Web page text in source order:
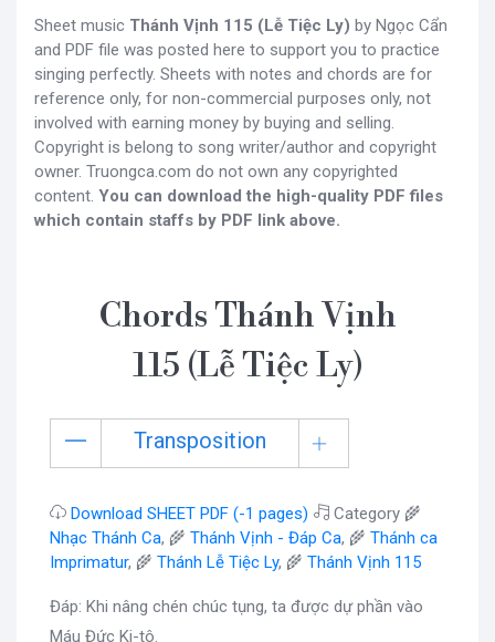
Sheet music Thánh Vịnh 115 (Lễ Tiệc Ly) by Ngọc Cẩn
and PDF file was posted here to support you to practice
singing perfectly. Sheets with notes and chords are for
reference only, for non-commercial purposes only, not
involved with earning money by buying and selling.
Copyright is belong to song writer/author and copyright
owner. Truongca.com do not own any copyrighted
content. You can download the high-quality PDF files
which contain staffs by PDF link above.
Chords Thánh Vịnh
115 (Lễ Tiệc Ly)
Transposition
Download SHEET PDF (-1 pages)
Category 🌾
Nhạc Thánh Ca, 🌾 Thánh Vịnh - Đáp Ca, 🌾 Thánh ca
Imprimatur, 🌾 Thánh Lễ Tiệc Ly, 🌾 Thánh Vịnh 115
Đáp: Khi nâng chén chúc tụng, ta được dự phần vào
Máu Đức Ki-tô.